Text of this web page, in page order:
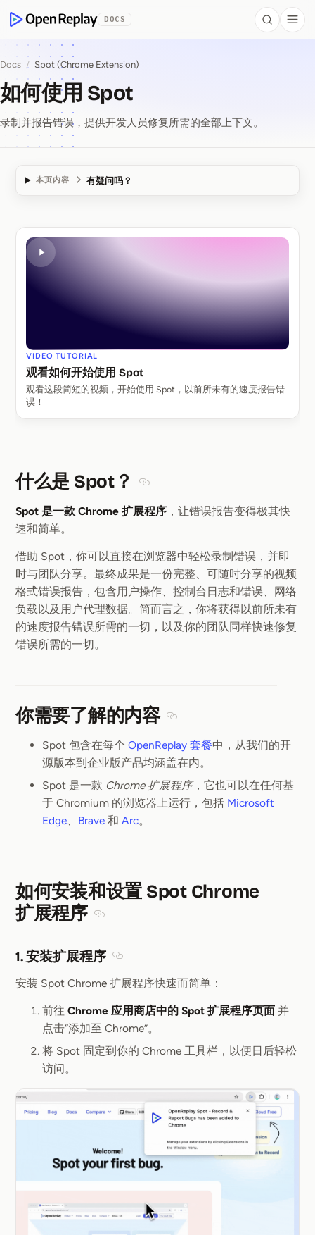
OpenReplay
DOCS Search
Docs / Spot (Chrome Extension)
如何使用 Spot
录制并报告错误，提供开发人员修复所需的全部上下文。
本页内容 有疑问吗？
如何使用 Spot
VIDEO TUTORIAL
观看如何开始使用 Spot
观看这段简短的视频，开始使用 Spot，以前所未有的速度报告错
误！
什么是 Spot？
Spot 是一款 Chrome 扩展程序 ，让错误报告变得极其快
速和简单。
借助 Spot，你可以直接在浏览器中轻松录制错误，并即
时与团队分享。最终成果是一份完整、可随时分享的视频
格式错误报告，包含用户操作、控制台日志和错误、网络
负载以及用户代理数据。简而言之，你将获得以前所未有
的速度报告错误所需的一切，以及你的团队同样快速修复
错误所需的一切。
你需要了解的内容
Spot 包含在每个 OpenReplay 套餐中，从我们的开
源版本到企业版产品均涵盖在内。
Spot 是一款 Chrome 扩展程序，它也可以在任何基
于 Chromium 的浏览器上运行，包括 Microsoft
Edge、 Brave 和 Arc。
如何安装和设置 Spot Chrome
扩展程序
1. 安装扩展程序
安装 Spot Chrome 扩展程序快速而简单：
前往 Chrome 应用商店中的 Spot 扩展程序页面 并
点击“添加至 Chrome”。
将 Spot 固定到你的 Chrome 工具栏，以便日后轻松
访问。